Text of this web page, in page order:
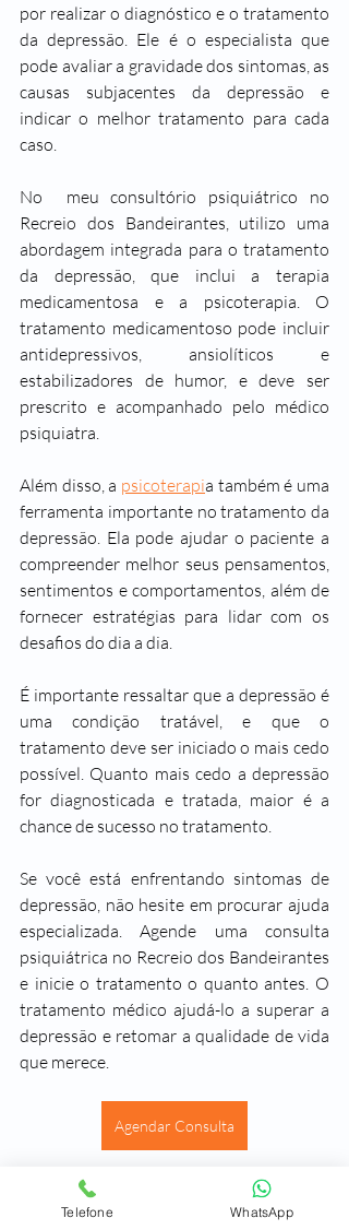
por realizar o diagnóstico e o tratamento
da depressão. Ele é o especialista que
pode avaliar a gravidade dos sintomas, as
causas subjacentes da depressão e
indicar o melhor tratamento para cada
caso.
No  meu consultório psiquiátrico no
Recreio dos Bandeirantes, utilizo uma
abordagem integrada para o tratamento
da depressão, que inclui a terapia
medicamentosa e a psicoterapia . O
tratamento medicamentoso pode incluir
antidepressivos, ansiolíticos e
estabilizadores de humor, e deve ser
prescrito e acompanhado pelo médico
psiquiatra.
Além disso, a psicoterapia também é uma
ferramenta importante no tratamento da
depressão. Ela pode ajudar o paciente a
compreender melhor seus pensamentos,
sentimentos e comportamentos, além de
fornecer estratégias para lidar com os
desafios do dia a dia.
É importante ressaltar que a depressão é
uma condição tratável, e que o
tratamento deve ser iniciado o mais cedo
possível. Quanto mais cedo a depressão
for diagnosticada e tratada, maior é a
chance de sucesso no tratamento.
Se você está enfrentando sintomas de
depressão, não hesite em procurar ajuda
especializada. Agende uma consulta
psiquiátrica no Recreio dos Bandeirantes
e inicie o tratamento o quanto antes. O
tratamento médico ajudá-lo a superar a
depressão e retomar a qualidade de vida
que merece.
Agendar Consulta
Psiquiatra Recreio dos Bandeirantes
Telefone WhatsApp